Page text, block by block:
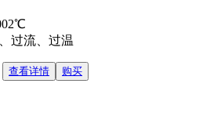
过流、过温
查看详情 购买